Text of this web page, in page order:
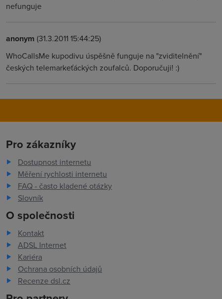
nefunguje
anonym (31.3.2011 15:44:25)
WhoCallsMe kupodivu úspěšně funguje na "zviditelnění"
českých telemarkeťáckých zoufalců. Doporučuji! :)
Pro zákazníky
Dostupnost internetu
Měření rychlosti internetu
FAQ - často kladené otázky
Slovník
O společnosti
Kontakt
ADSL Internet
Kariéra
Ochrana osobních údajů
Recenze dsl.cz